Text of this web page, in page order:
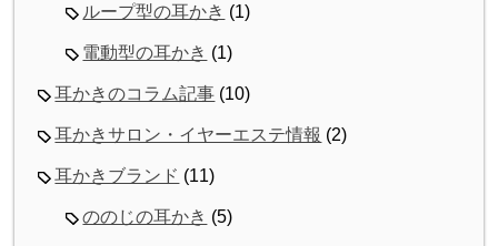
ループ型の耳かき (1)
電動型の耳かき (1)
耳かきのコラム記事 (10)
耳かきサロン・イヤーエステ情報 (2)
耳かきブランド (11)
ののじの耳かき (5)